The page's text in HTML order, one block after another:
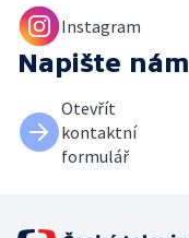
Instagram
Napište nám
Otevřít
kontaktní
formulář